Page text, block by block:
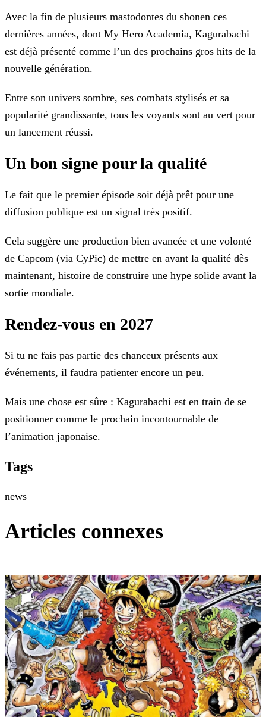
Avec la fin de plusieurs mastodontes du shonen ces
dernières années, dont My Hero Academia, Kagurabachi
est déjà présenté comme l’un des prochains gros hits de la
nouvelle génération.
Entre son univers sombre, ses combats stylisés et sa
popularité grandissante, tous les voyants sont au vert pour
un lancement réussi.
Un bon signe pour la qualité
Le fait que le premier épisode soit déjà prêt pour une
diffusion publique est un signal très positif.
Cela suggère une production bien avancée et une volonté
de Capcom (via CyPic) de mettre en avant la qualité dès
maintenant, histoire de construire une hype solide avant la
sortie mondiale.
Rendez-vous en 2027
Si tu ne fais pas partie des chanceux présents aux
événements, il faudra patienter encore un peu.
Mais une chose est sûre : Kagurabachi est en train de se
positionner comme le prochain incontournable de
l’animation japonaise.
Tags
news
Articles connexes